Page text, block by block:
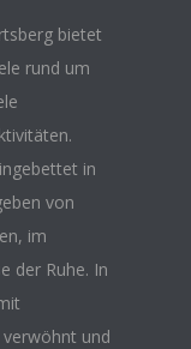
bietet
rund um
in
von
im
der Ruhe. In
und